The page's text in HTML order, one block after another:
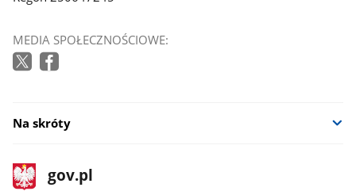
MEDIA SPOŁECZNOŚCIOWE:
Na skróty
stopka
gov.pl
Strona
gov.pl